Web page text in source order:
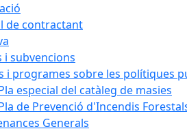
de contractant
i subvencions
i programes sobre les polítiques
especial del catàleg de masies
de Prevenció d'Incendis
Generals